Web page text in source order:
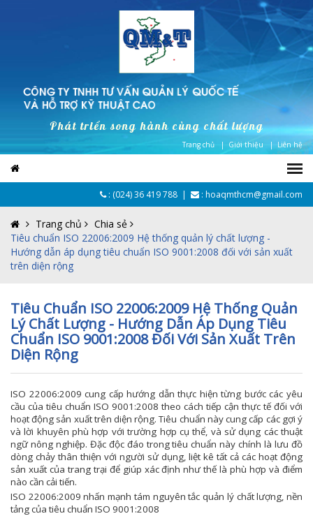
Phát triển song hành cùng chất lượng
Trang chủ | Giới thiệu | Liên hệ
: (024) 36 419 788 | : hoaqmthcm@gmail.com
Trang chủ
Chia sẻ
Tiêu chuẩn ISO 22006:2009 Hệ thống quản lý chất lượng -
Hướng dẫn áp dụng tiêu chuẩn ISO 9001:2008 đối với sản xuất
trên diện rộng
Tiêu Chuẩn ISO 22006:2009 Hệ Thống Quản
Lý Chất Lượng - Hướng Dẫn Áp Dụng Tiêu
Chuẩn ISO 9001:2008 Đối Với Sản Xuất Trên
Diện Rộng
ISO 22006:2009 cung cấp hướng dẫn thực hiện từng bước các yêu
cầu của tiêu chuẩn ISO 9001:2008 theo cách tiếp cận thực tế đối với
hoạt động sản xuất trên diện rộng. Tiêu chuẩn này cung cấp các gợi ý
và lời khuyên phù hợp với trường hợp cụ thể, và sử dụng các thuật
ngữ nông nghiệp. Đặc độc đáo trong tiêu chuẩn này chính là lưu đồ
dòng chảy thân thiện với người sử dụng, liệt kê tất cả các hoạt động
sản xuất của trang trại để giúp xác định như thế là phù hợp và điểm
nào cần cải tiến.
ISO 22006:2009 nhấn mạnh tám nguyên tắc quản lý chất lượng, nền
tảng của tiêu chuẩn ISO 9001:2008